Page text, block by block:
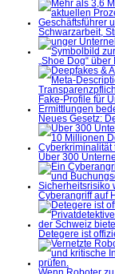
Schwarzarbeit,
„Shoe Dog“
Neues Gesetz:
Über 300
Cyberangriff auf
Detegere ist